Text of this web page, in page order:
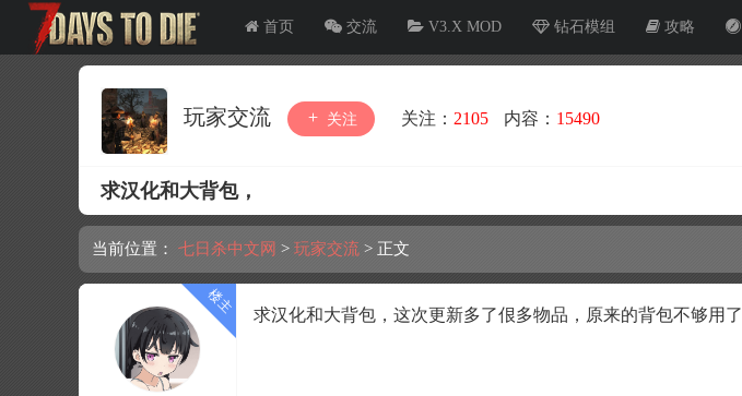
首页 交流 V3.X MOD 钻石模组 攻略
玩家交流 关注 关注： 2105 内容： 15490
求汉化和大背包，
当前位置： 七日杀中文网 > 玩家交流 > 正文
求汉化和大背包，这次更新多了佷多物品，原来的背包不够用了